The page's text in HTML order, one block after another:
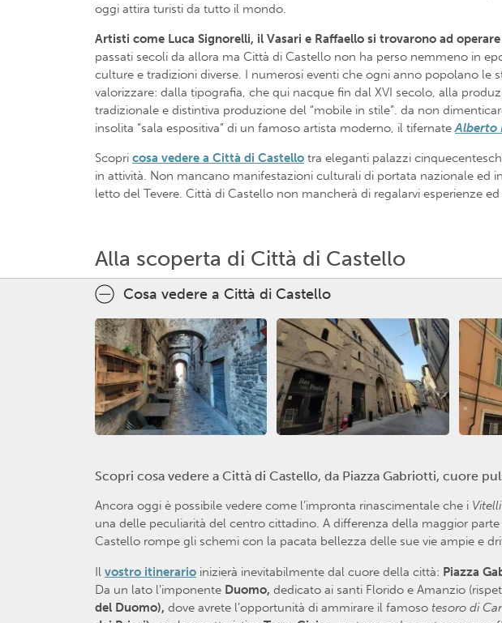
oggi attira turisti da tutto il mondo.
Artisti come Luca Signorelli, il Vasari e Raffaello si trovarono ad
passati secoli da allora ma Città di Castello non ha perso nemmeno in
culture e tradizioni diverse. I numerosi eventi che ogni anno popolano
valorizzare: dalla tipografia, che qui nacque fin dal XVI secolo, alla
tradizionale e distintiva produzione del “mobile in stile”. da non
insolita “sala espositiva” di un famoso artista moderno, il tifernate Alberto
Scopri cosa vedere a Città di Castello tra eleganti palazzi
in attività. Non mancano manifestazioni culturali di portata nazionale ed
letto del Tevere. Città di Castello non mancherà di regalarvi esperienze
Alla scoperta di Città di Castello
Cosa vedere a Città di Castello
Scopri cosa vedere a Città di Castello, da Piazza Gabriotti, cuore
Ancora oggi è possibile vedere come l’impronta rinascimentale che i Vitelli
una delle peculiarità del centro cittadino. A differenza della maggior
Castello rompe gli schemi con la pacata bellezza delle sue vie ampie e
Il vostro itinerario inizierà inevitabilmente dal cuore della città: Piazza
Da un lato l’imponente Duomo, dedicato ai santi Florido e Amanzio
del Duomo), dove avrete l’opportunità di ammirare il famoso tesoro di